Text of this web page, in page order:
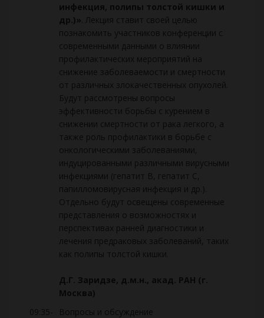
инфекция, полипы толстой кишки и
др.)» . Лекция ставит своей целью
познакомить участников конференции с
современными данными о влиянии
профилактических мероприятий на
снижение заболеваемости и смертности
от различных злокачественных опухолей.
Будут рассмотрены вопросы
эффективности борьбы с курением в
снижении смертности от рака легкого, а
также роль профилактики в борьбе с
онкологическими заболеваниями,
индуцированными различными вирусными
инфекциями (гепатит В, гепатит С,
папилломовирусная инфекция и др.).
Отдельно будут освещены современные
представления о возможностях и
перспективах ранней диагностики и
лечения предраковых заболеваний, таких
как полипы толстой кишки.
Д.Г. Заридзе, д.м.н., акад. РАН (г.
Москва)
09:35-
Вопросы и обсуждение